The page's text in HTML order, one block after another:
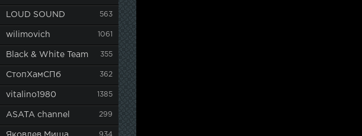
LOUD SOUND 563
wilimovich 1061
Black & White Team 355
СтопХамСПб 362
vitalino1980 1385
ASATA channel 299
934